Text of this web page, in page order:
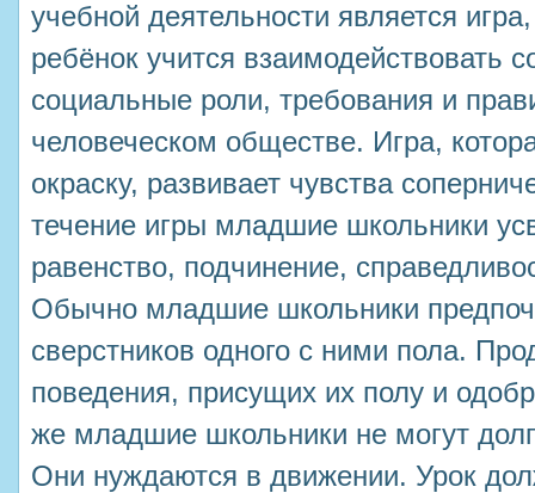
учебной деятельности является
ребёнок учится взаимодействовать
социальные роли, требования и
человеческом обществе. Игра,
окраску, развивает чувства
течение игры младшие школьники
равенство, подчинение,
Обычно младшие школьники
сверстников одного с ними пола.
поведения, присущих их полу и
же младшие школьники не могут
Они нуждаются в движении. Урок